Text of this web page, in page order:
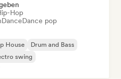
Hop
DanceDance pop
House
Drum and Bass
swing